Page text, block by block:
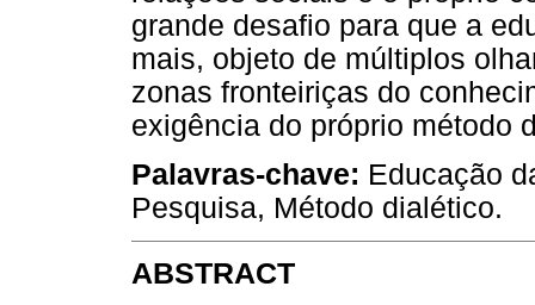
grande desafio para que a
mais, objeto de múltiplos
zonas fronteiriças do
exigência do próprio método
Palavras-chave: Educação
Pesquisa, Método dialético.
ABSTRACT